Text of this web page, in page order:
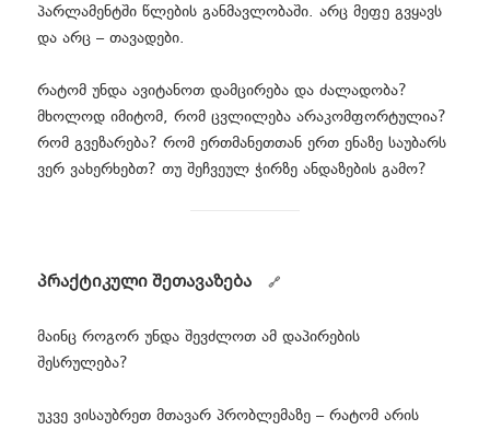
პარლამენტში წლების განმავლობაში. არც მეფე გვყავს
და არც – თავადები.
რატომ უნდა ავიტანოთ დამცირება და ძალადობა?
მხოლოდ იმიტომ, რომ ცვლილება არაკომფორტულია?
რომ გვეზარება? რომ ერთმანეთთან ერთ ენაზე საუბარს
ვერ ვახერხებთ? თუ შეჩვეულ ჭირზე ანდაზების გამო?
პრაქტიკული შეთავაზება
მაინც როგორ უნდა შევძლოთ ამ დაპირების
შესრულება?
უკვე ვისაუბრეთ მთავარ პრობლემაზე – რატომ არის